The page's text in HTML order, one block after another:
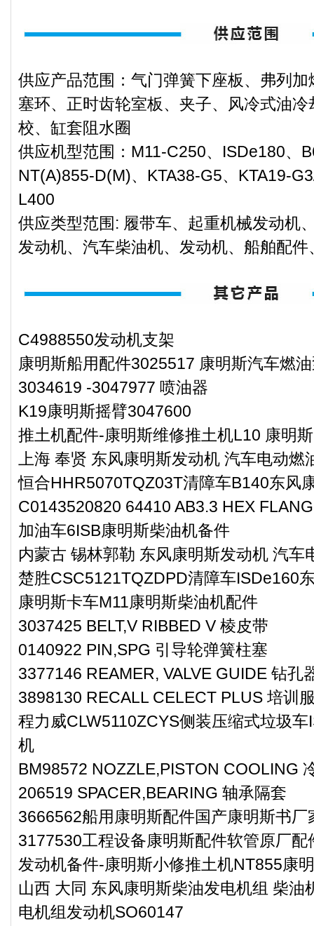
供应产品范围：气门弹簧下座板、弗列
塞环、正时齿轮室板、夹子、风冷式油
校、缸套阻水圈
供应机型范围：M11-C250、ISDe180、
NT(A)855-D(M)、KTA38-G5、KTA19-
L400
供应类型范围: 履带车、起重机械发动机
发动机、汽车柴油机、发动机、船舶配
C4988550发动机支架
康明斯船用配件3025517 康明斯汽车燃
3034619 -3047977 喷油器
K19康明斯摇臂3047600
推土机配件-康明斯维修推土机L10 康明
上海 奉贤 东风康明斯发动机 汽车电动燃
恒合HHR5070TQZ03T清障车B140东风
C0143520820 64410 AB3.3 HEX
加油车6ISB康明斯柴油机备件
内蒙古 锡林郭勒 东风康明斯发动机 汽车
楚胜CSC5121TQZDPD清障车ISDe160
康明斯卡车M11康明斯柴油机配件
3037425 BELT,V RIBBED V 棱皮带
0140922 PIN,SPG 引导轮弹簧柱塞
3377146 REAMER, VALVE GUIDE 钻孔
3898130 RECALL CELECT PLUS 培训
程力威CLW5110ZCYS侧装压缩式垃圾
机
BM98572 NOZZLE,PISTON COOLING
206519 SPACER,BEARING 轴承隔套
3666562船用康明斯配件国产康明斯书厂
3177530工程设备康明斯配件软管原厂配
发动机备件-康明斯小修推土机NT855康
山西 大同 东风康明斯柴油发电机组 柴油
电机组发动机SO60147